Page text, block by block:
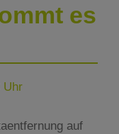
es
Uhr
auf